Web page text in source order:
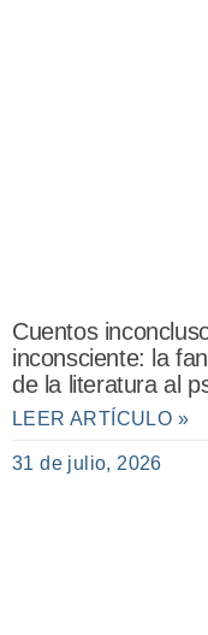
Cuentos
inconsciente: la
de la literatura al
LEER ARTÍCULO »
31 de julio, 2026